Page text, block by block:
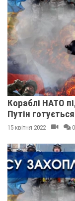
Кораблі НАТО
Путін
15 квітня 2022 0